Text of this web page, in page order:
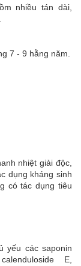
nhiều tán dài,
7 - 9 hằng năm.
nhiệt giải độc,
dụng kháng sinh
có tác dụng tiêu
yếu các saponin
E,